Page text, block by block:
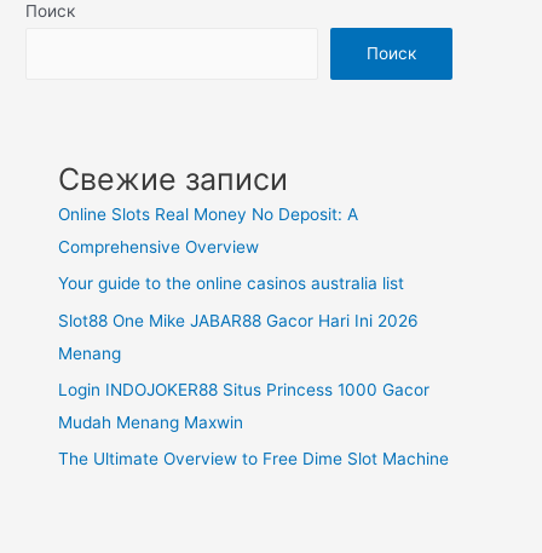
Поиск
Поиск
Свежие записи
Online Slots Real Money No Deposit: A
Comprehensive Overview
Your guide to the online casinos australia list
Slot88 One Mike JABAR88 Gacor Hari Ini 2026
Menang
Login INDOJOKER88 Situs Princess 1000 Gacor
Mudah Menang Maxwin
The Ultimate Overview to Free Dime Slot Machine